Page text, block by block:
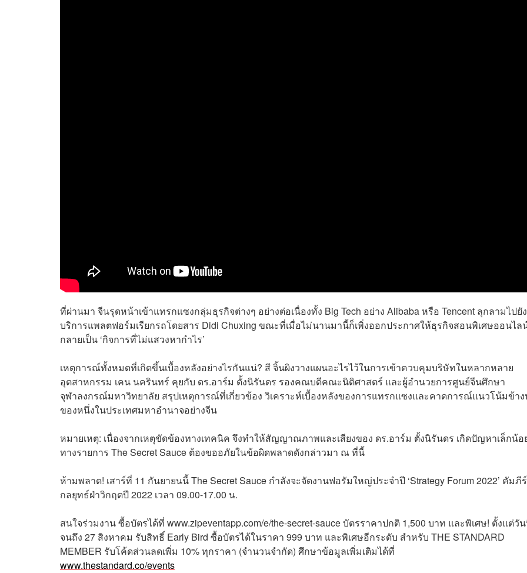
ที่ผ่านมา จีนรุดหน้าเข้าแทรกแซงกลุ่มธุรกิจต่างๆ อย่างต่อเนื่องทั้ง Big Tech อย่าง Alibaba หรือ Tencent ลุกลามไปยั
บริการแพลตฟอร์มเรียกรถโดยสาร Didi Chuxing ขณะที่เมื่อไม่นานมานี้ก็เพิ่งออกประกาศให้ธุรกิจสอนพิเศษออนไล
กลายเป็น ‘กิจการที่ไม่แสวงหากำไร’
เหตุการณ์ทั้งหมดที่เกิดขึ้นเบื้องหลังอย่างไรกันแน่? สี จิ้นผิงวางแผนอะไรไว้ในการเข้าควบคุมบริษัทในหลากหลาย
อุตสาหกรรม เคน นครินทร์ คุยกับ ดร.อาร์ม ตั้งนิรันดร รองคณบดีคณะนิติศาสตร์ และผู้อำนวยการศูนย์จีนศึกษา
จุฬาลงกรณ์มหาวิทยาลัย สรุปเหตุการณ์ที่เกี่ยวข้อง วิเคราะห์เบื้องหลังของการแทรกแซงและคาดการณ์แนวโน้มข้า
ของหนึ่งในประเทศมหาอำนาจอย่างจีน
หมายเหตุ: เนื่องจากเหตุขัดข้องทางเทคนิค จึงทำให้สัญญาณภาพและเสียงของ ดร.อาร์ม ตั้งนิรันดร เกิดปัญหาเล็กน้อ
ทางรายการ The Secret Sauce ต้องขออภัยในข้อผิดพลาดดังกล่าวมา ณ ที่นี้
ห้ามพลาด! เสาร์ที่ 11 กันยายนนี้ The Secret Sauce กำลังจะจัดงานฟอรัมใหญ่ประจำปี ‘Strategy Forum 2022’ คัมภีร์
กลยุทธ์ฝ่าวิกฤตปี 2022 เวลา 09.00-17.00 น.
สนใจร่วมงาน ซื้อบัตรได้ที่ www.zipeventapp.com/e/the-secret-sauce บัตรราคาปกติ 1,500 บาท และพิเศษ! ตั้งแต่วั
จนถึง 27 สิงหาคม รับสิทธิ์ Early Bird ซื้อบัตรได้ในราคา 999 บาท และพิเศษอีกระดับ สำหรับ THE STANDARD
MEMBER รับโค้ดส่วนลดเพิ่ม 10% ทุกราคา (จำนวนจำกัด) ศึกษาข้อมูลเพิ่มเติมได้ที่
www.thestandard.co/events